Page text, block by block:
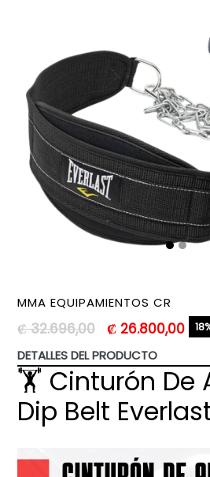
MMA EQUIPAMIENTOS CR
Precio
habitual
₡ 32.696,00 ₡ 26.800,00
DETALLES DEL PRODUCTO
🏋️ Cinturón De
Dip Belt